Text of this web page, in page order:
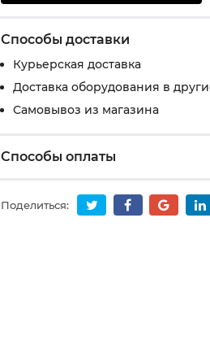
Способы доставки
Курьерская доставка
Доставка оборудования в
Самовывоз из магазина
Способы оплаты
Поделиться: